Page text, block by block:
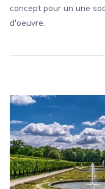
concept pour un une
d'oeuvre.